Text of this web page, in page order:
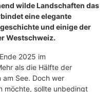
wilde Landschaften das
eine elegante
und einige der
Westschweiz.
2025 im
als die Hälfte der
See. Doch wer
möchte, sollte unbedingt